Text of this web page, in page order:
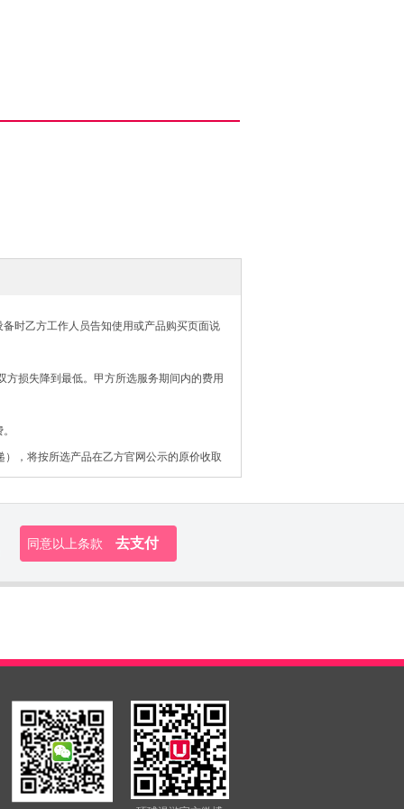
时乙方工作人员告知使用或产品购买页面说
损失降到最低。甲方所选服务期间内的费用
，将按所选产品在乙方官网公示的原价收取
www.vipwifi.com/）产品购买页面。
运营的互联网。甲方因此按照约定向乙方支
同意以上条款 去支付